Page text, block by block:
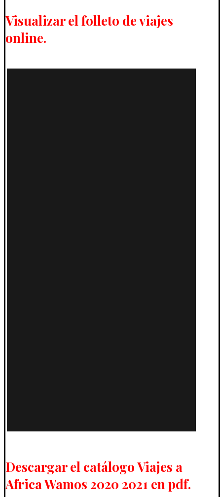
Visualizar el folleto de viajes
online.
Descargar el catálogo Viajes a
Africa Wamos 2020 2021 en pdf.